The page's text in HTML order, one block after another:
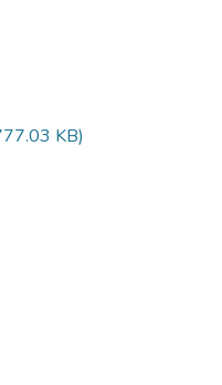
KB)